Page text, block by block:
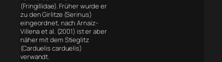
(Fringillidae). Früher wurde er
zu den Girlitze (Serinus)
eingeordnet, nach Arnaiz-
Villena et al. (2001) ist er aber
näher mit dem Stieglitz
(Carduelis carduelis)
verwandt.